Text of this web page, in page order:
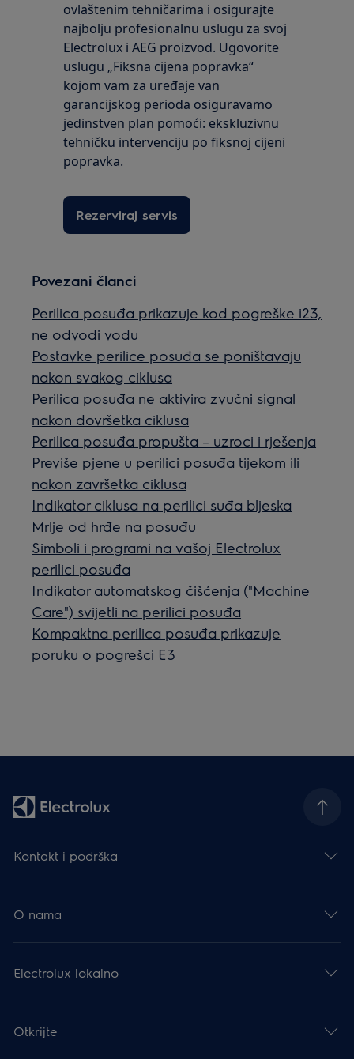
ovlaštenim tehničarima i osigurajte
najbolju profesionalnu uslugu za svoj
Electrolux i AEG proizvod. Ugovorite
uslugu „Fiksna cijena popravka“
kojom vam za uređaje van
garancijskog perioda osiguravamo
jedinstven plan pomoći: ekskluzivnu
tehničku intervenciju po fiksnoj cijeni
popravka.
Rezerviraj servis
Povezani članci
Perilica posuđa prikazuje kod pogreške i23,
ne odvodi vodu
Postavke perilice posuđa se poništavaju
nakon svakog ciklusa
Perilica posuđa ne aktivira zvučni signal
nakon dovršetka ciklusa
Perilica posuđa propušta – uzroci i rješenja
Previše pjene u perilici posuđa tijekom ili
nakon završetka ciklusa
Indikator ciklusa na perilici suđa bljeska
Mrlje od hrđe na posuđu
Simboli i programi na vašoj Electrolux
perilici posuđa
Indikator automatskog čišćenja ("Machine
Care") svijetli na perilici posuđa
Kompaktna perilica posuđa prikazuje
poruku o pogrešci E3
Kontakt i podrška
O nama
Electrolux lokalno
Otkrijte